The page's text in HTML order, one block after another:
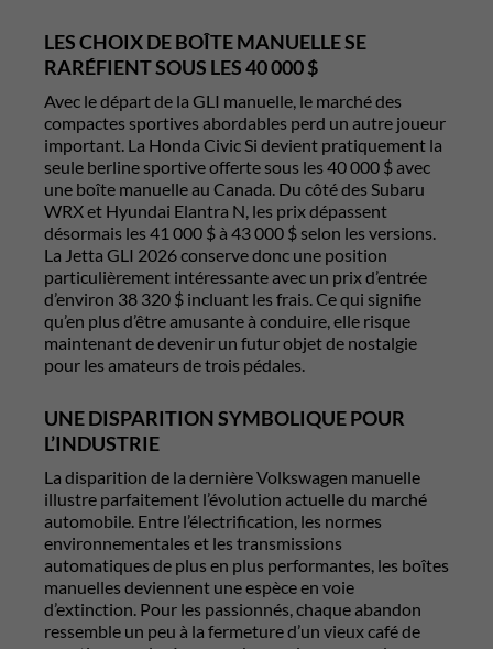
LES CHOIX DE BOÎTE MANUELLE SE
RARÉFIENT SOUS LES 40 000 $
Avec le départ de la GLI manuelle, le marché des
compactes sportives abordables perd un autre joueur
important. La Honda Civic Si devient pratiquement la
seule berline sportive offerte sous les 40 000 $ avec
une boîte manuelle au Canada. Du côté des Subaru
WRXet Hyundai Elantra N, les prix dépassent
désormais les 41 000 $ à 43 000 $ selon les versions.
La Jetta GLI 2026 conserve donc une position
particulièrement intéressante avec un prix d’entrée
d’environ 38 320 $ incluant les frais. Ce qui signifie
qu’en plus d’être amusante à conduire, elle risque
maintenant de devenir un futur objet de nostalgie
pour les amateurs de trois pédales.
UNE DISPARITION SYMBOLIQUE POUR
L’INDUSTRIE
La disparition de la dernière Volkswagen manuelle
illustre parfaitement l’évolution actuelle du marché
automobile. Entre l’électrification, les normes
environnementales et les transmissions
automatiques de plus en plus performantes, les boîtes
manuelles deviennent une espèce en voie
d’extinction. Pour les passionnés, chaque abandon
ressemble un peu à la fermeture d’un vieux café de